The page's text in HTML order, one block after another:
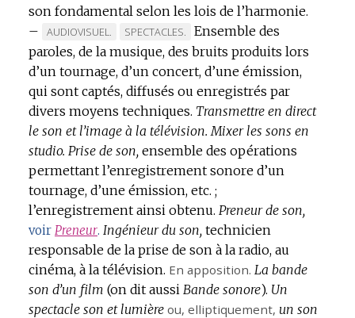
son fondamental selon les lois de l’harmonie.
–
MARQUE
DE
DOMAINE
AUDIOVISUEL.
MARQUE
DE
DOMAINE
:
SPECTACLES.
Ensemble des
paroles, de la musique, des bruits produits lors
d’un tournage, d’un concert, d’une émission,
qui sont captés, diffusés ou enregistrés par
divers moyens techniques. Transmettre en direct
le son et l’image à la télévision. Mixer les sons en
studio. Prise de son, ensemble des opérations
permettant l’enregistrement sonore d’un
tournage, d’une émission, etc. ;
l’enregistrement ainsi obtenu. Preneur de son,
voir Preneur. Ingénieur du son, technicien
responsable de la prise de son à la radio, au
cinéma, à la télévision. En apposition. La bande
son d’un film (on dit aussi Bande sonore). Un
spectacle son et lumière ou, elliptiquement, un son